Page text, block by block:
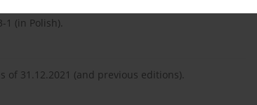
Surowcami Mineralnymi – Mineral
1 (in Polish).
of 31.12.2021 (and previous editions).